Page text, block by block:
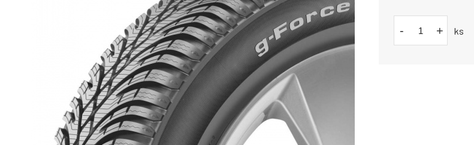
- + ks